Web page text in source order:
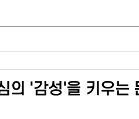
의 '감성'을 키우는